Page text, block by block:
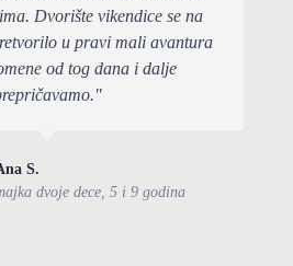
Dvorište vikendice se na
u pravi mali avantura
od tog dana i dalje
S.
dvoje dece, 5 i 9 godina